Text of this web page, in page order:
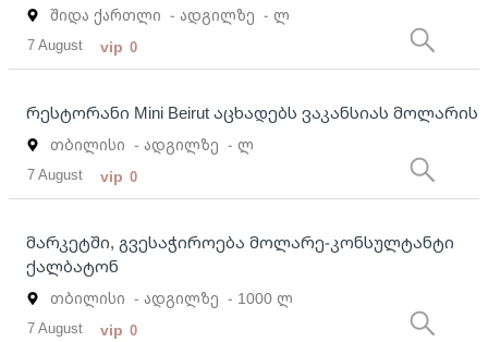
შიდა ქართლი - ადგილზე - ლ
7 August vip 0
რესტორანი Mini Beirut აცხადებს ვაკანსიას მოლარის
თბილისი - ადგილზე - ლ
7 August vip 0
მარკეტში, გვესაჭიროება მოლარე-კონსულტანტი
ქალბატონ
თბილისი - ადგილზე - 1000 ლ
7 August vip 0